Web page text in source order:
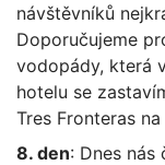
návštěvníků
Doporučujeme
vodopády, která
hotelu se
Tres Fronteras
8. den: Dnes nás